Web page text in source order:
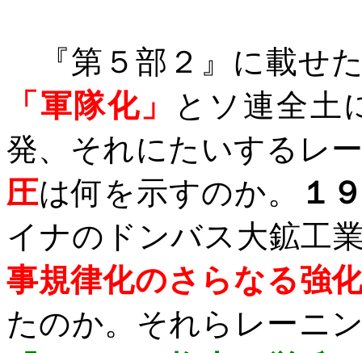
『第５部２』に載せ
「軍隊化」
とソ連全土
発、それにたいするレ
圧は何を示すのか。
１
イナのドンバス大鉱工
事規律化のさらなる強
たのか。それらレーニ